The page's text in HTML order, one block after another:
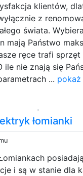
klientów,
z
świata.
mają Państwo
ręce trafi sprzęt
ile nie znają się
... pokaż
łomianki
i są w stanie dla